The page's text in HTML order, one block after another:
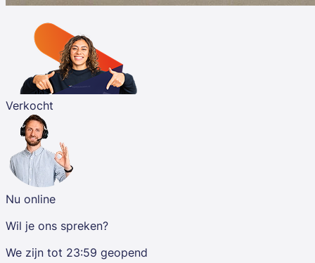
Verkocht
Nu online
Wil je ons spreken?
We zijn tot 23:59 geopend